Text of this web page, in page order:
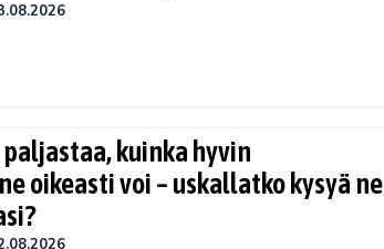
kuinka hyvin
oikeasti voi – uskallatko kysyä ne